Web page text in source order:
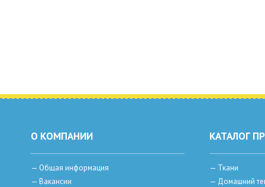
О КОМПАНИИ
— Общая информация
— Вакансии
КАТАЛОГ
— Ткани
— Домашний